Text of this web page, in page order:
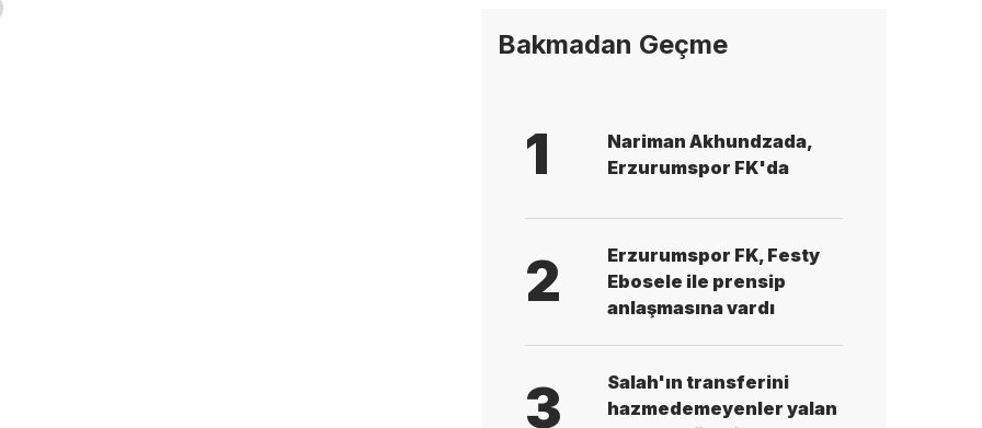
Bakmadan Geçme
1
Nariman Akhundzada,
Erzurumspor FK'da
2
Erzurumspor FK, Festy
Ebosele ile prensip
anlaşmasına vardı
3
Salah'ın transferini
hazmedemeyenler yalan